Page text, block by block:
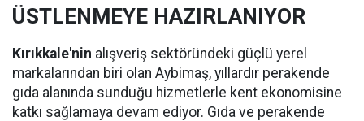
ÜSTLENMEYE HAZIRLANIYOR
Kırıkkale'nin alışveriş sektöründeki güçlü yerel
markalarından biri olan Aybimaş, yıllardır perakende
gıda alanında sunduğu hizmetlerle kent ekonomisine
katkı sağlamaya devam ediyor. Gıda ve perakende